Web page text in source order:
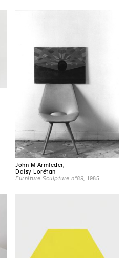
John M Armleder,
Daisy Lorétan
Furniture Sculpture n°89 , 1985